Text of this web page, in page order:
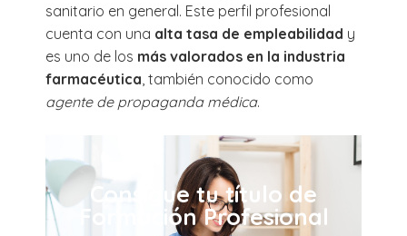
sanitario en general. Este perfil profesional
cuenta con una alta tasa de empleabilidad y
es uno de los más valorados en la industria
farmacéutica , también conocido como
agente de propaganda médica.
Consigue tu título de
Formación Profesional